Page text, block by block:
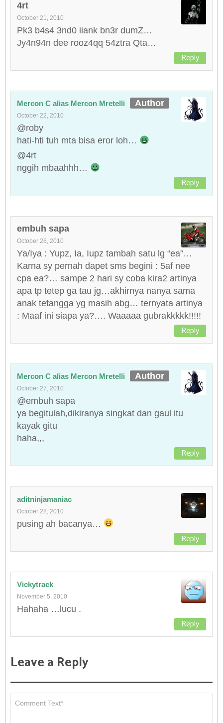
4rt
October 21, 2010
Pk3 b4s4 3nd0 iiank bn3r dumZ…
Jy4n94n dee rooz4qq 54ztra Qta…
Reply
Mercon C alias Mercon Mretelli
October 22, 2010
@roby
hati-hti tuh mta bisa eror loh…
@4rt
nggih mbaahhh…
Reply
embuh sapa
October 26, 2010
Ya/Iya : Yupz, Ia, Iupz tambah satu lg “ea”…
Karna sy pernah dapet sms begini : 5af nee
cpa ea?… sampe 2 hari sy coba kira2 artinya
apa tp tetep ga tau jg…akhirnya nanya sama
anak tetangga yg masih abg… ternyata artinya
: Maaf ini siapa ya?…. Waaaaa gubrakkkkk!!!!!
Reply
Mercon C alias Mercon Mretelli
October 27, 2010
@embuh sapa
ya begitulah,dikiranya singkat dan gaul itu
kayak gitu
haha,,,
Reply
aditninjamaniac
October 28, 2010
pusing ah bacanya…
Reply
Vickytrack
November 5, 2010
Hahaha …lucu .
Reply
Leave a Reply